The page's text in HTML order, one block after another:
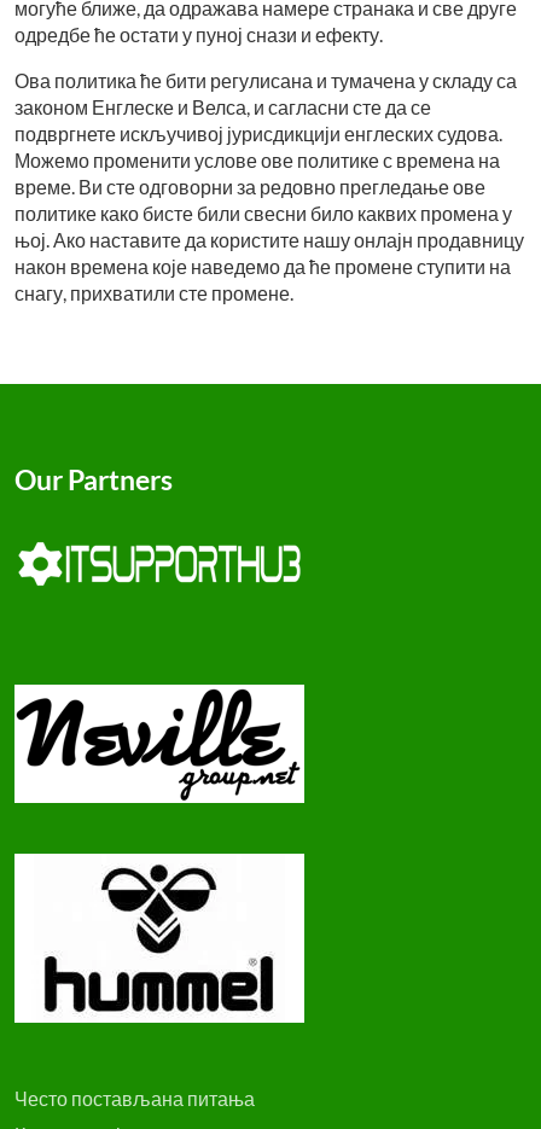
могуће ближе, да одражава намере странака и све друге
одредбе ће остати у пуној снази и ефекту.
Ова политика ће бити регулисана и тумачена у складу са
законом Енглеске и Велса, и сагласни сте да се
подвргнете искључивој јурисдикцији енглеских судова.
Можемо променити услове ове политике с времена на
време. Ви сте одговорни за редовно прегледање ове
политике како бисте били свесни било каквих промена у
њој. Ако наставите да користите нашу онлајн продавницу
након времена које наведемо да ће промене ступити на
снагу, прихватили сте промене.
Често постављана питања
Our Partners